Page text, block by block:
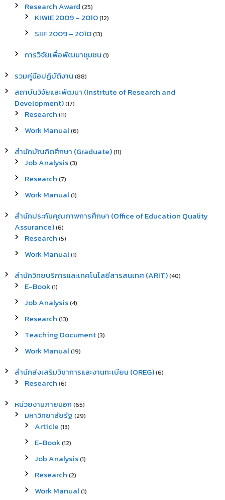
Research Award (25)
KIWIE 2009 – 2010(12)
SIIF 2009 – 2010(13)
การวิจัยเพื่อพัฒนาชุมชน (1)
รวมคู่มือปฏิบัติงาน (88)
สถาบันวิจัยและพัฒนา (Institute of Research and
Development)(17)
Research (11)
Work Manual(6)
สำนักบัณฑิตศึกษา (Graduate)(11)
Job Analysis(3)
Research (7)
Work Manual(1)
สำนักประกันคุณภาพการศึกษา (Office of Education Quality
Assurance)(6)
Research (5)
Work Manual(1)
สำนักวิทยบริการและเทคโนโลยีสารสนเทศ (ARIT)(40)
E-Book(1)
Job Analysis(4)
Research (13)
Teaching Document(3)
Work Manual(19)
สำนักส่งเสริมวิชาการและงานทะเบียน (OREG)(6)
Research (6)
หน่วยงานภายนอก (65)
มหาวิทยาลัยรัฐ (29)
Article (13)
E-Book(12)
Job Analysis(1)
Research (2)
Work Manual(1)